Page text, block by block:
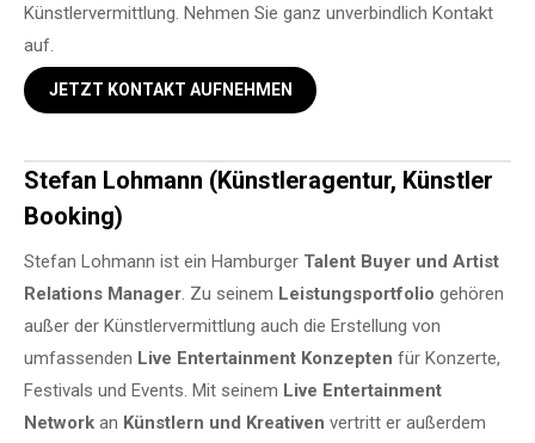
Künstlervermittlung. Nehmen Sie ganz unverbindlich Kontakt
auf.
JETZT KONTAKT AUFNEHMEN
Stefan Lohmann (Künstleragentur, Künstler
Booking)
Stefan Lohmann ist ein Hamburger Talent Buyer und Artist
Relations Manager. Zu seinem Leistungsportfolio gehören
außer der Künstlervermittlung auch die Erstellung von
umfassenden Live Entertainment Konzepten für Konzerte,
Festivals und Events. Mit seinem Live Entertainment
Network an Künstlern und Kreativen vertritt er außerdem